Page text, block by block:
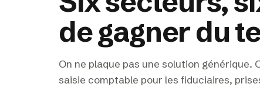
de gagner du
On ne plaque pas une solution
saisie comptable pour les fiduciaires,